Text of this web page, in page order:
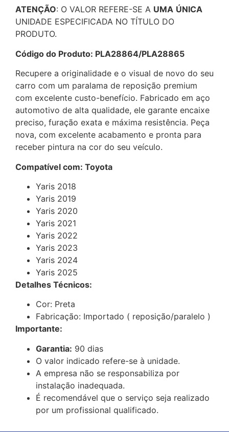
ATENÇÃO: O VALOR REFERE-SE A UMA ÚNICA
UNIDADE ESPECIFICADA NO TÍTULO DO
PRODUTO.
Código do Produto: PLA28864/PLA28865
Recupere a originalidade e o visual de novo do seu
carro com um paralama de reposição premium
com excelente custo-benefício. Fabricado em aço
automotivo de alta qualidade, ele garante encaixe
preciso, furação exata e máxima resistência. Peça
nova, com excelente acabamento e pronta para
receber pintura na cor do seu veículo.
Compatível com: Toyota
Yaris 2018
Yaris 2019
Yaris 2020
Yaris 2021
Yaris 2022
Yaris 2023
Yaris 2024
Yaris 2025
Detalhes Técnicos:
Cor: Preta
Fabricação: Importado ( reposição/paralelo )
Importante:
Garantia: 90 dias
O valor indicado refere-se à unidade.
A empresa não se responsabiliza por
instalação inadequada.
É recomendável que o serviço seja realizado
por um profissional qualificado.